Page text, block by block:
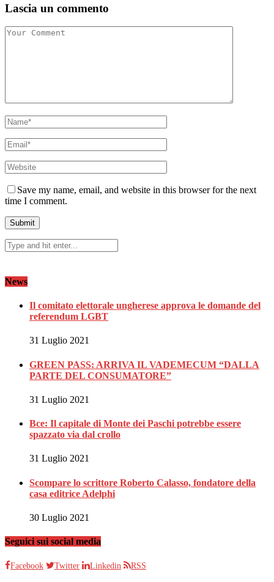
Lascia un commento
Save my name, email, and website in this browser for the next
time I comment.
News
Il comitato elettorale ungherese approva le domande del
referendum LGBT
31 Luglio 2021
GREEN PASS: ARRIVA IL VADEMECUM “DALLA
PARTE DEL CONSUMATORE”
31 Luglio 2021
Bce: Il capitale di Monte dei Paschi potrebbe essere
spazzato via dal crollo
31 Luglio 2021
Scompare lo scrittore Roberto Calasso, fondatore della
casa editrice Adelphi
30 Luglio 2021
Seguici sui social media
Facebook Twitter Linkedin RSS